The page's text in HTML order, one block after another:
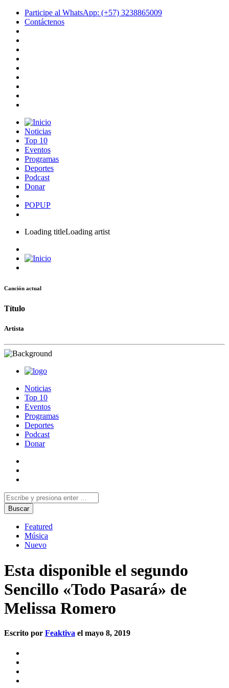
Participe al WhatsApp: (+57) 3238865009
Contáctenos
Noticias
Top 10
Eventos
Programas
Deportes
Podcast
Donar
POPUP
Loading titleLoading artist
Canción actual
Título
Artista
Noticias
Top 10
Eventos
Programas
Deportes
Podcast
Donar
Featured
Música
Nuevo
Esta disponible el segundo
Sencillo «Todo Pasará» de
Melissa Romero
Escrito por Feaktiva el mayo 8, 2019